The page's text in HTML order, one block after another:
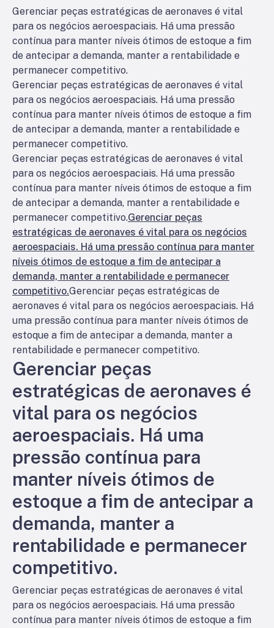
Gerenciar peças estratégicas de aeronaves é vital
para os negócios aeroespaciais. Há uma pressão
contínua para manter níveis ótimos de estoque a fim
de antecipar a demanda, manter a rentabilidade e
permanecer competitivo.
Gerenciar peças estratégicas de aeronaves é vital
para os negócios aeroespaciais. Há uma pressão
contínua para manter níveis ótimos de estoque a fim
de antecipar a demanda, manter a rentabilidade e
permanecer competitivo.
Gerenciar peças estratégicas de aeronaves é vital
para os negócios aeroespaciais. Há uma pressão
contínua para manter níveis ótimos de estoque a fim
de antecipar a demanda, manter a rentabilidade e
permanecer competitivo.Gerenciar peças
estratégicas de aeronaves é vital para os negócios
aeroespaciais. Há uma pressão contínua para manter
níveis ótimos de estoque a fim de antecipar a
demanda, manter a rentabilidade e permanecer
competitivo.Gerenciar peças estratégicas de
aeronaves é vital para os negócios aeroespaciais. Há
uma pressão contínua para manter níveis ótimos de
estoque a fim de antecipar a demanda, manter a
rentabilidade e permanecer competitivo.
Gerenciar peças
estratégicas de aeronaves é
vital para os negócios
aeroespaciais. Há uma
pressão contínua para
manter níveis ótimos de
estoque a fim de antecipar a
demanda, manter a
rentabilidade e permanecer
competitivo.
Gerenciar peças estratégicas de aeronaves é vital
para os negócios aeroespaciais. Há uma pressão
contínua para manter níveis ótimos de estoque a fim